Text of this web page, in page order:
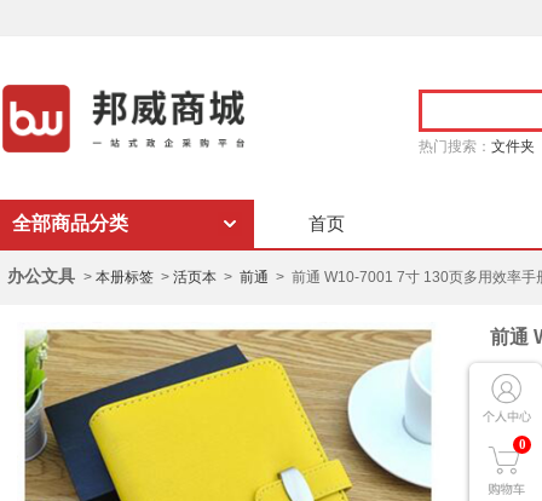
热门搜索： 文件夹
0
全部商品分类 首页
办公文具 > 本册标签 > 活页本 > 前通 > 前通 W10-7001 7寸 130页多用效率手
前通
商 城
品